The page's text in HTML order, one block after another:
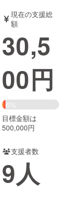
ゲーム・サ
チャレンジ
Creation
ミュニティ
現在の支援総
額
30,5
00円
6%
目標金額は
500,000円
支援者数
9人